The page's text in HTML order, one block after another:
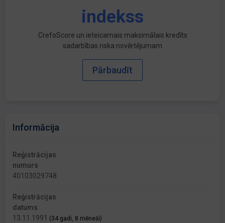
indekss
CrefoScore un ieteicamais maksimālais kredīts
sadarbības riska novērtējumam
Pārbaudīt
Informācija
Reģistrācijas
numurs
40103029748
Reģistrācijas
datums
13.11.1991 (34 gadi, 8 mēneši)